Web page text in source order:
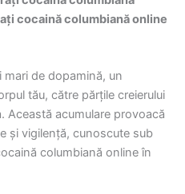
cocaină columbiană online
de dopamină, un
tău, către părțile creierului
Această acumulare provoacă
și vigilență, cunoscute sub
columbiană online în